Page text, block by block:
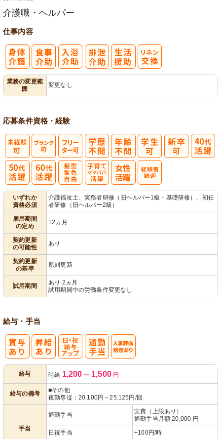
介護職・ヘルパー
仕事内容
業務の変更範
囲
変更なし
応募条件資格・経験
いずれか
資格必須
介護福祉士、実務者研修（旧ヘルパー1級・基礎研修）、初任
者研修（旧ヘルパー2級）
雇用期間
の定め
12ヵ月
契約更新
の可能性
あり
契約更新
の基準
原則更新
試用期間
あり 2ヵ月
試用期間中の労働条件変更なし
給与・手当
給与 時給 1,200 〜 1,500円
給与の備考
■その他
夜勤専従：20.100円～25.125円/回
手当
通勤手当
実費（上限あり）
通勤手当月額 20,000 円
日祝手当
+100円/時